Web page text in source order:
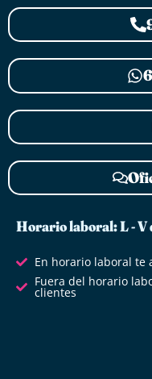
Horario laboral: L - V
En horario laboral te
Fuera del horario
clientes